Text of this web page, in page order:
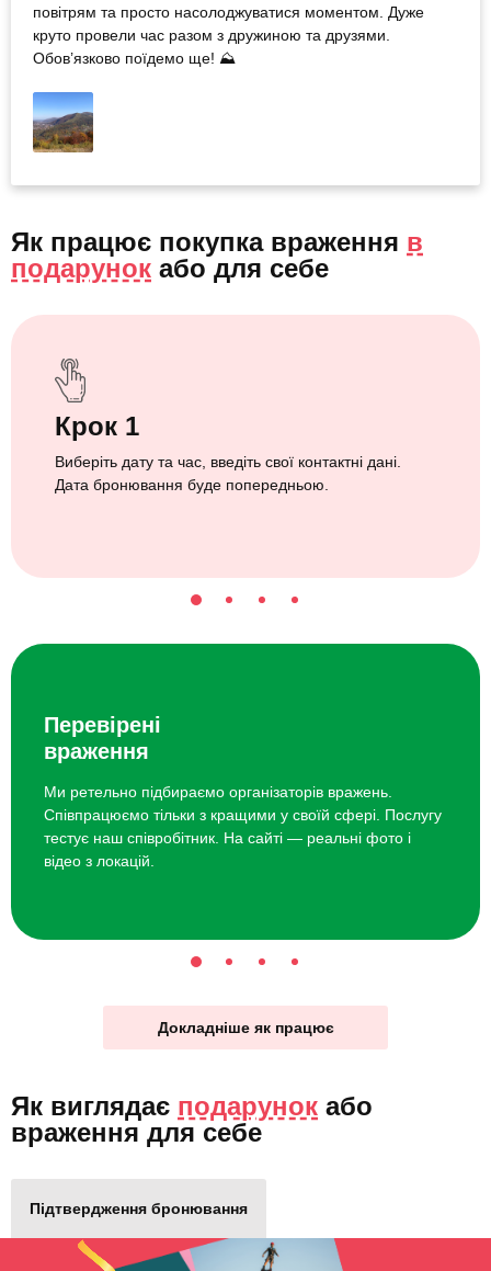
повітрям та просто насолоджуватися моментом. Дуже
круто провели час разом з дружиною та друзями.
Обов’язково поїдемо ще! ⛰️
Як працює покупка враження в
подарунок або для себе
Крок 1
Виберіть дату та час, введіть свої контактні дані.
Дата бронювання буде попередньою.
Перевірені
враження
Ми ретельно підбираємо організаторів вражень.
Співпрацюємо тільки з кращими у своїй сфері. Послугу
тестує наш співробітник. На сайті — реальні фото і
відео з локацій.
Докладніше як працює
Як виглядає подарунок або
враження для себе
Підтвердження бронювання